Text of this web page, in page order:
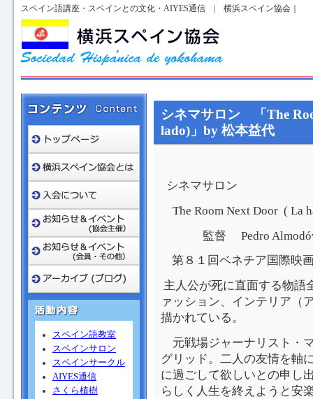
スペイン語講座・スペインとの文化・AIYES通信 | 横浜スペイン協会｜
スペイン語教室
スペインサロン
スペインサークル
AIYES通信
さくら植樹
シネマサロン 「The
lado)」by 松本益代
シネマサロン
The Room Next Door ( La
監督 Pedro
第８１回ベネチア国際映
主人公が死に直面する物語
ァッション、インテリア（
描かれている。
元戦場ジャーナリスト・
グリッド。二人の友情を軸
に過ごして欲しいとの申し
らしく人生を終えようと安